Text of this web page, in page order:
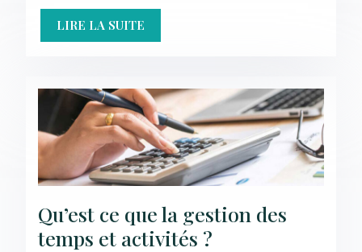
LIRE LA SUITE
Qu’est ce que la gestion des
temps et activités ?